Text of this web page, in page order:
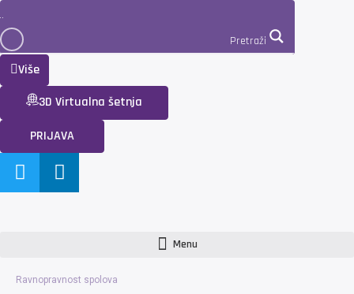
Pretraži
Više
3D Virtualna šetnja
PRIJAVA
Menu
Ravnopravnost spolova